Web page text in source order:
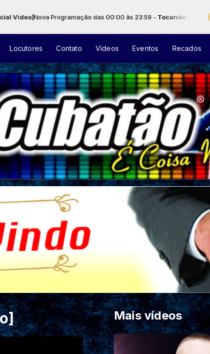
Programação das 00:00 às 23:59 -Tocando agora: OMI -
Locutores Contato Vídeos Eventos Recados
Mais vídeos